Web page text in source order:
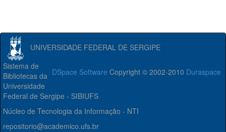
UNIVERSIDADE FEDERAL DE SERGIPE
DSpace Software Copyright © 2002-2010 Duraspace
Sistema de
Bibliotecas da
Universidade
Federal de Sergipe - SIBIUFS
Núcleo de Tecnologia da Informação - NTI
repositorio@academico.ufs.br